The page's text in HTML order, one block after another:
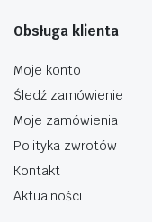
Obsługa klienta
Moje konto
Śledź zamówienie
Moje zamówienia
Polityka zwrotów
Kontakt
Aktualności